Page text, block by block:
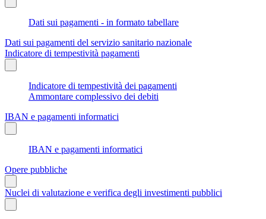
Dati sui pagamenti - in formato tabellare
Dati sui pagamenti del servizio sanitario nazionale
Indicatore di tempestività pagamenti
Indicatore di tempestività dei pagamenti
Ammontare complessivo dei debiti
IBAN e pagamenti informatici
IBAN e pagamenti informatici
Opere pubbliche
Nuclei di valutazione e verifica degli investimenti pubblici